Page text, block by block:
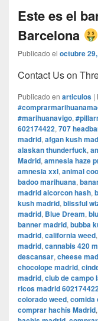
Este es el
Barcelona
Publicado el octubre
Contact Us on
Publicado en articulos |
#marihuanavigo,
602174422, 707
madrid, afgan kush
alaskan thunderfuck,
Madrid, amnesia haze
amnesia xxl, animal
badoo marihuana,
madrid alcorcon hash,
kush madrid, blissful
madrid, Blue Dream,
banner madrid, bubba
madrid, california weed,
madrid, cannabis 420
descansar, cheese
chocolope madrid,
madrid, club de campo
ricos madrid
colorado weed, comida
comprar hachís Madrid,